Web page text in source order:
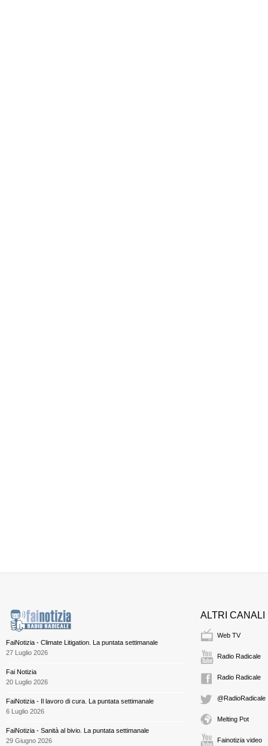
FaiNotizia - Climate Litigation. La puntata settimanale
27 Luglio 2026
Fai Notizia
20 Luglio 2026
FaiNotizia - Il lavoro di cura. La puntata settimanale
6 Luglio 2026
FaiNotizia - Sanità al bivio. La puntata settimanale
29 Giugno 2026
ALTRI CANALI
Web TV
Radio Radicale
Radio Radicale
@RadioRadicale
Melting Pot
Fainotizia video